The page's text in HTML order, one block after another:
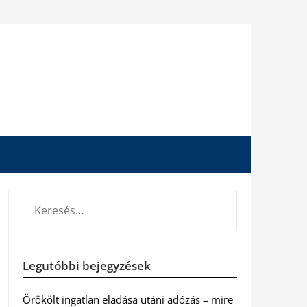
Legutóbbi bejegyzések
Örökölt ingatlan eladása utáni adózás – mire